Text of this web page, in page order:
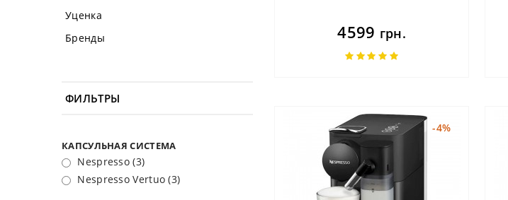
4599 грн.
-4%
Уценка
Бренды
ФИЛЬТРЫ
КАПСУЛЬНАЯ СИСТЕМА
Nespresso (3)
Nespresso Vertuo (3)